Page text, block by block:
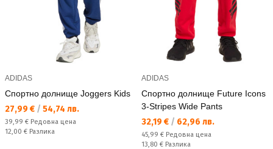
ADIDAS
Спортно долнище Joggers Kids
Текуща цена:
27,99 € / 54,74 лв.
Редовна цена:
39,99 € Редовна цена
Спестявате:
12,00 € Разлика
ADIDAS
Спортно долнище Future Icons
3-Stripes Wide Pants
Текуща цена:
32,19 € / 62,96 лв.
Редовна цена:
45,99 € Редовна цена
Спестявате:
13,80 € Разлика